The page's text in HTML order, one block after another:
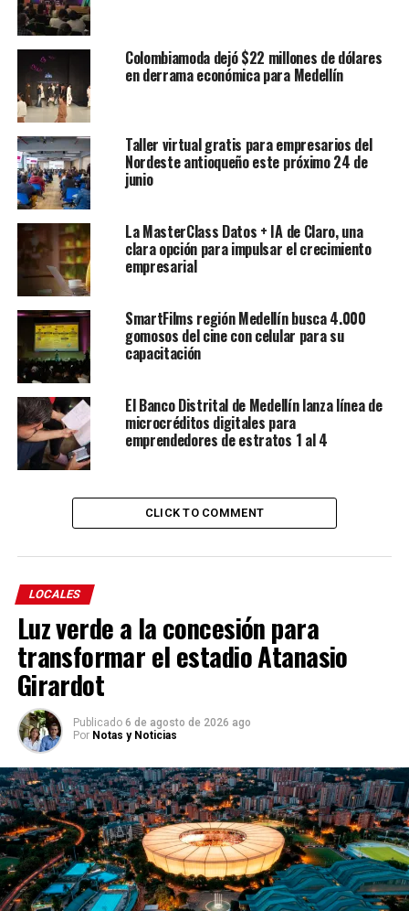
Colombiamoda dejó $22 millones de dólares
en derrama económica para Medellín
Taller virtual gratis para empresarios del
Nordeste antioqueño este próximo 24 de
junio
La MasterClass Datos + IA de Claro, una
clara opción para impulsar el crecimiento
empresarial
SmartFilms región Medellín busca 4.000
gomosos del cine con celular para su
capacitación
El Banco Distrital de Medellín lanza línea de
microcréditos digitales para
emprendedores de estratos 1 al 4
CLICK TO COMMENT
LOCALES
Luz verde a la concesión para
transformar el estadio Atanasio
Girardot
Publicado 6 de agosto de 2026 ago
Por Notas y Noticias